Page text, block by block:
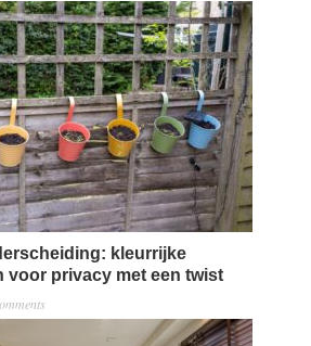
kleurrijke
voor privacy met een twist
tuin combineren met een vleugje